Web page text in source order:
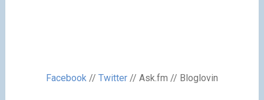
Facebook// Twitter// Ask.fm // Bloglovin